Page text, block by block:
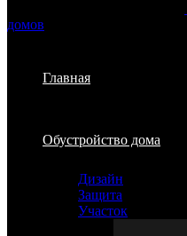
домов
Главная
Обустройство дома
Дизайн
Защита
Участок